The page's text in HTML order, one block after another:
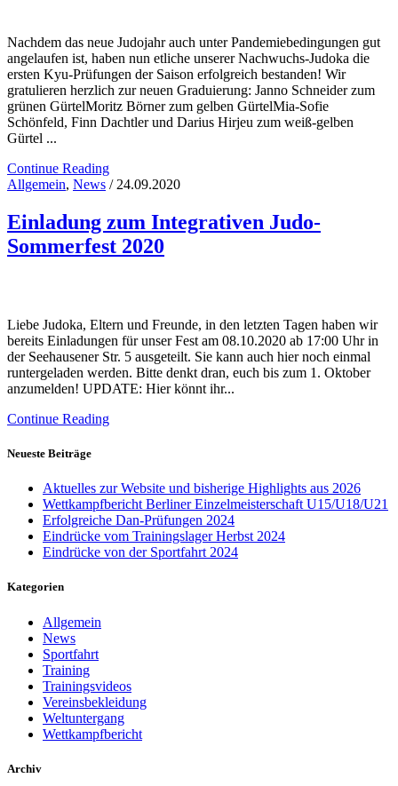
Nachdem das neue Judojahr auch unter Pandemiebedingungen gut
angelaufen ist, haben nun etliche unserer Nachwuchs-Judoka die
ersten Kyu-Prüfungen der Saison erfolgreich bestanden! Wir
gratulieren herzlich zur neuen Graduierung: Janno Schneider zum
grünen GürtelMoritz Börner zum gelben GürtelMia-Sofie
Schönfeld, Finn Dachtler und Darius Hirjeu zum weiß-gelben
Gürtel ...
Continue Reading
Allgemein, News / 24.09.2020
Einladung zum Integrativen Judo-
Sommerfest 2020
Liebe Judoka, Eltern und Freunde, in den letzten Tagen haben wir
bereits Einladungen für unser Fest am 08.10.2020 ab 17:00 Uhr in
der Seehausener Str. 5 ausgeteilt. Sie kann auch hier noch einmal
runtergeladen werden. Bitte denkt dran, euch bis zum 1. Oktober
anzumelden! UPDATE: Hier könnt ihr...
Continue Reading
Neueste Beiträge
Aktuelles zur Website und bisherige Highlights aus 2026
Wettkampfbericht Berliner Einzelmeisterschaft U15/U18/U21
Erfolgreiche Dan-Prüfungen 2024
Eindrücke vom Trainingslager Herbst 2024
Eindrücke von der Sportfahrt 2024
Kategorien
Allgemein
News
Sportfahrt
Training
Trainingsvideos
Vereinsbekleidung
Weltuntergang
Wettkampfbericht
Archiv